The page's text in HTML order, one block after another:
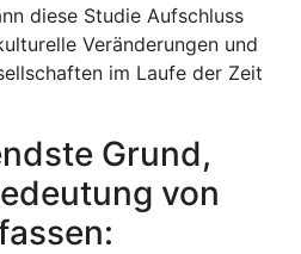
diese Studie Aufschluss
Veränderungen und
im Laufe der Zeit
Grund,
von